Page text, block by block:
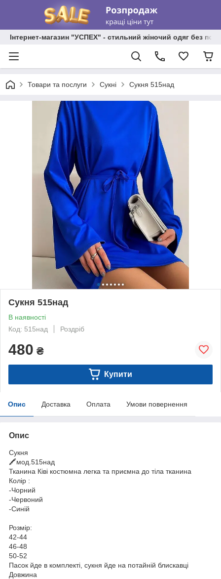
Інтернет-магазин "УСПЕХ" - стильний жіночий одяг без
Товари та послуги Сукні Сукня 515над
Сукня 515над
В наявності
Код: 515над
Роздріб
480 ₴
Купити
Опис Доставка Оплата Умови повернення
Опис
Сукня
🖍️мод.515над
Тканина Ківі костюмна легка та приємна до тіла тканина
Колір :
-Чорний
-Червоний
-Синій
Розмір:
42-44
46-48
50-52
Пасок йде в комплекті, сукня йде на потайній блискавці
Довжина